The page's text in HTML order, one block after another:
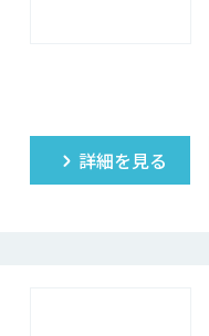
詳細を見る